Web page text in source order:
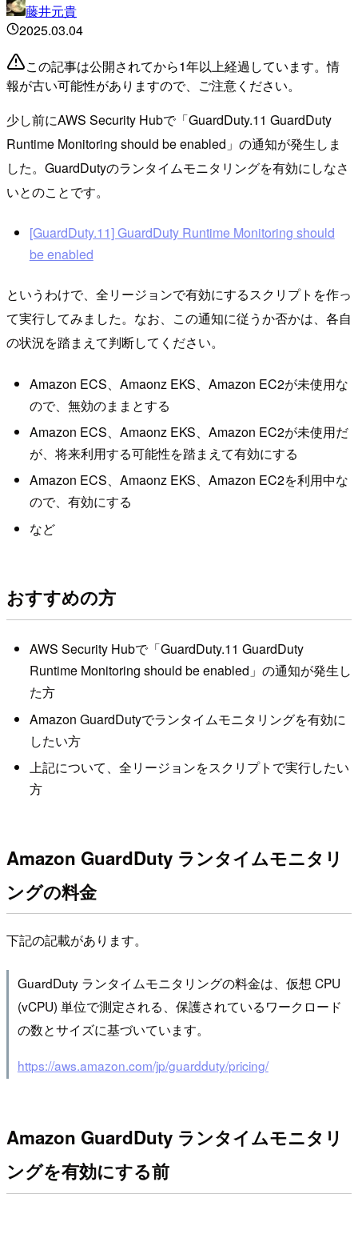
藤井元貴
2025.03.04
この記事は公開されてから1年以上経過しています。情
報が古い可能性がありますので、ご注意ください。
少し前にAWS Security Hubで「GuardDuty.11 GuardDuty
Runtime Monitoring should be enabled」の通知が発生しま
した。GuardDutyのランタイムモニタリングを有効にしなさ
いとのことです。
[GuardDuty.11] GuardDuty Runtime Monitoring should
be enabled
というわけで、全リージョンで有効にするスクリプトを作っ
て実行してみました。なお、この通知に従うか否かは、各自
の状況を踏まえて判断してください。
Amazon ECS、Amaonz EKS、Amazon EC2が未使用な
ので、無効のままとする
Amazon ECS、Amaonz EKS、Amazon EC2が未使用だ
が、将来利用する可能性を踏まえて有効にする
Amazon ECS、Amaonz EKS、Amazon EC2を利用中な
ので、有効にする
など
おすすめの方
AWS Security Hubで「GuardDuty.11 GuardDuty
Runtime Monitoring should be enabled」の通知が発生し
た方
Amazon GuardDutyでランタイムモニタリングを有効に
したい方
上記について、全リージョンをスクリプトで実行したい
方
Amazon GuardDuty ランタイムモニタリ
ングの料金
下記の記載があります。
GuardDuty ランタイムモニタリングの料金は、仮想 CPU
(vCPU) 単位で測定される、保護されているワークロード
の数とサイズに基づいています。
https://aws.amazon.com/jp/guardduty/pricing/
Amazon GuardDuty ランタイムモニタリ
ングを有効にする前